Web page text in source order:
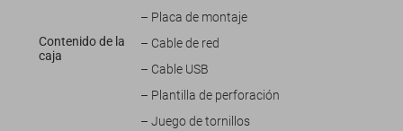
Contenido de la
caja
– Placa de montaje
– Cable de red
– Cable USB
– Plantilla de perforación
– Juego de tornillos